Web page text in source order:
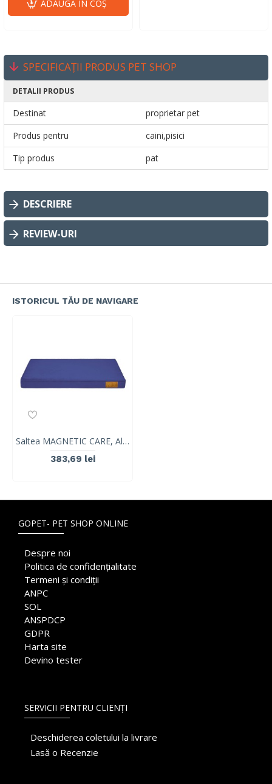
ADAUGĂ ÎN COŞ
SPECIFICAȚII PRODUS PET SHOP
DETALII PRODUS
Destinat
proprietar pet
Produs pentru
caini,pisici
Tip produs
pat
DESCRIERE
REVIEW-URI
ISTORICUL TĂU DE NAVIGARE
Saltea MAGNETIC CARE, Albastru Marin, VetExpert, marimea S, 60x 45cm
383,69 lei
GOPET- PET SHOP ONLINE
Despre noi
Politica de confidențialitate
Termeni și condiții
ANPC
SOL
ANSPDCP
GDPR
Harta site
Devino tester
SERVICII PENTRU CLIENȚI
Deschiderea coletului la livrare
Lasă o Recenzie